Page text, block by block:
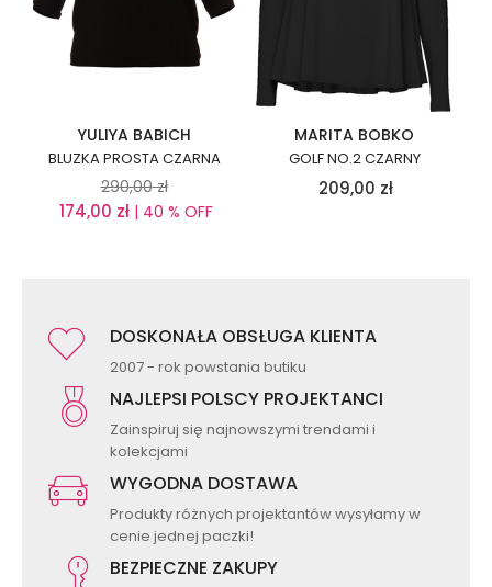
YULIYA BABICH
BLUZKA PROSTA CZARNA
290,00 zł
174,00 zł| 40 % OFF
MARITA BOBKO
GOLF NO.2 CZARNY
209,00 zł
DOSKONAŁA OBSŁUGA KLIENTA
2007 - rok powstania butiku
NAJLEPSI POLSCY PROJEKTANCI
Zainspiruj się najnowszymi trendami i
kolekcjami
WYGODNA DOSTAWA
Produkty różnych projektantów wysyłamy w
cenie jednej paczki!
BEZPIECZNE ZAKUPY